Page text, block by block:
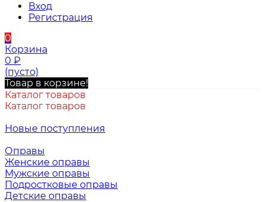
Вход
Регистрация
0
Корзина
0 ₽
(пусто)
Товар в корзине!
Каталог товаров
Каталог товаров
Новые поступления
Оправы
Женские оправы
Мужские оправы
Подростковые оправы
Детские оправы